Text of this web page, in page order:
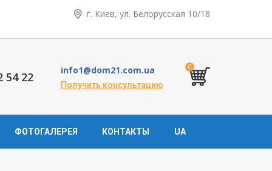
г. Киев, ул. Белорусская 10/18
54 22 info1@dom21.com.ua
Получить консультацию
0
ФОТОГАЛЕРЕЯ КОНТАКТЫ UA